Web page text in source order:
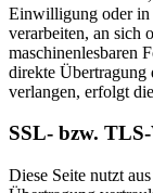
Einwilligung oder in
verarbeiten, an sich
maschinenlesbaren
direkte Übertragung
verlangen, erfolgt
SSL- bzw.
Diese Seite nutzt